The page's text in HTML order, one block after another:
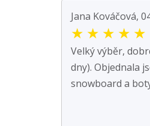
Jana Kováčová,
★ ★ ★ ★ ★
Velký výběr,
dny). Objednala
snowboard a